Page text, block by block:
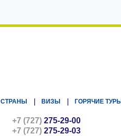
СТРАНЫ ВИЗЫ ГОРЯЧИЕ ТУРЫ
+7 (727) 275-29-00
+7 (727) 275-29-03